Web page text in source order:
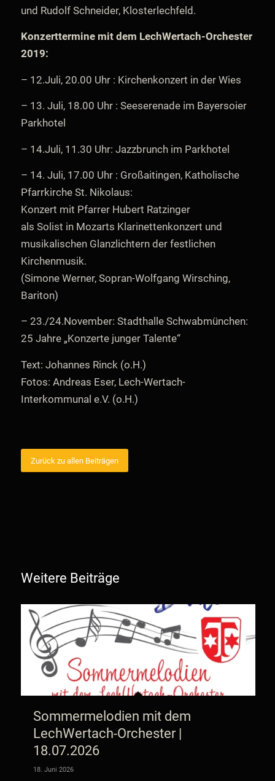
und Rudolf Schneider, Klosterlechfeld.
Konzerttermine mit dem LechWertach-Orchester
2019:
– 12.Juli, 20.00 Uhr : Kirchenkonzert in der Wies
– 13. Juli, 18.00 Uhr : Seeserenade im Bayersoier
Parkhotel
– 14.Juli, 11.30 Uhr: Jazzbrunch im Parkhotel
– 14. Juli, 17.00 Uhr : Großaitingen, Katholische
Pfarrkirche St. Nikolaus:
Konzert mit Pfarrer Hubert Ratzinger
als Solist in Mozarts Klarinettenkonzert und
musikalischen Glanzlichtern der festlichen
Kirchenmusik.
(Simone Werner, Sopran-Wolfgang Wirsching,
Bariton)
– 23./24.November: Stadthalle Schwabmünchen:
25 Jahre „Konzerte junger Talente“
Text: Johannes Rinck (o.H.)
Fotos: Andreas Eser, Lech-Wertach-
Interkommunal e.V. (o.H.)
Zurück zu allen Beiträgen
Weitere Beiträge
Sommermelodien mit dem
LechWertach-Orchester |
18.07.2026
18. Juni 2026